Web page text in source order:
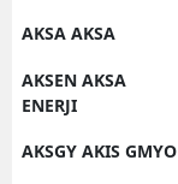
AKSA AKSA
AKSEN AKSA
ENERJI
AKSGY AKIS GMYO